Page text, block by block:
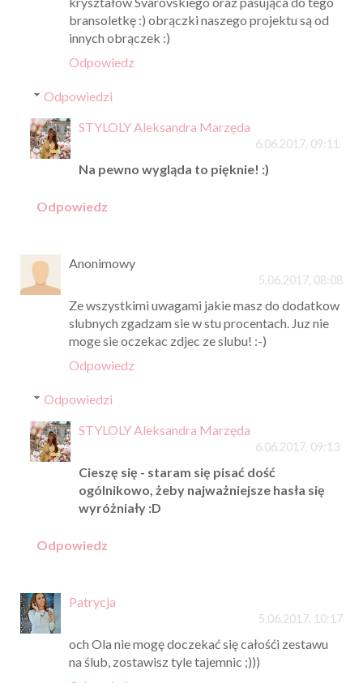
bransoletkę :) obrączki naszego projektu są od
innych obrączek :)
Odpowiedz
Odpowiedzi
STYLOLY Aleksandra Marzęda
6.06.2017, 09:11
Na pewno wygląda to pięknie! :)
Odpowiedz
Anonimowy
5.06.2017, 08:08
Ze wszystkimi uwagami jakie masz do dodatkow
slubnych zgadzam sie w stu procentach. Juz nie
moge sie oczekac zdjec ze slubu! :-)
Odpowiedz
Odpowiedzi
STYLOLY Aleksandra Marzęda
6.06.2017, 09:13
Cieszę się - staram się pisać dość
ogólnikowo, żeby najważniejsze hasła się
wyróżniały :D
Odpowiedz
Patrycja
5.06.2017, 10:17
och Ola nie mogę doczekać się całośći zestawu
na ślub, zostawisz tyle tajemnic ;)))